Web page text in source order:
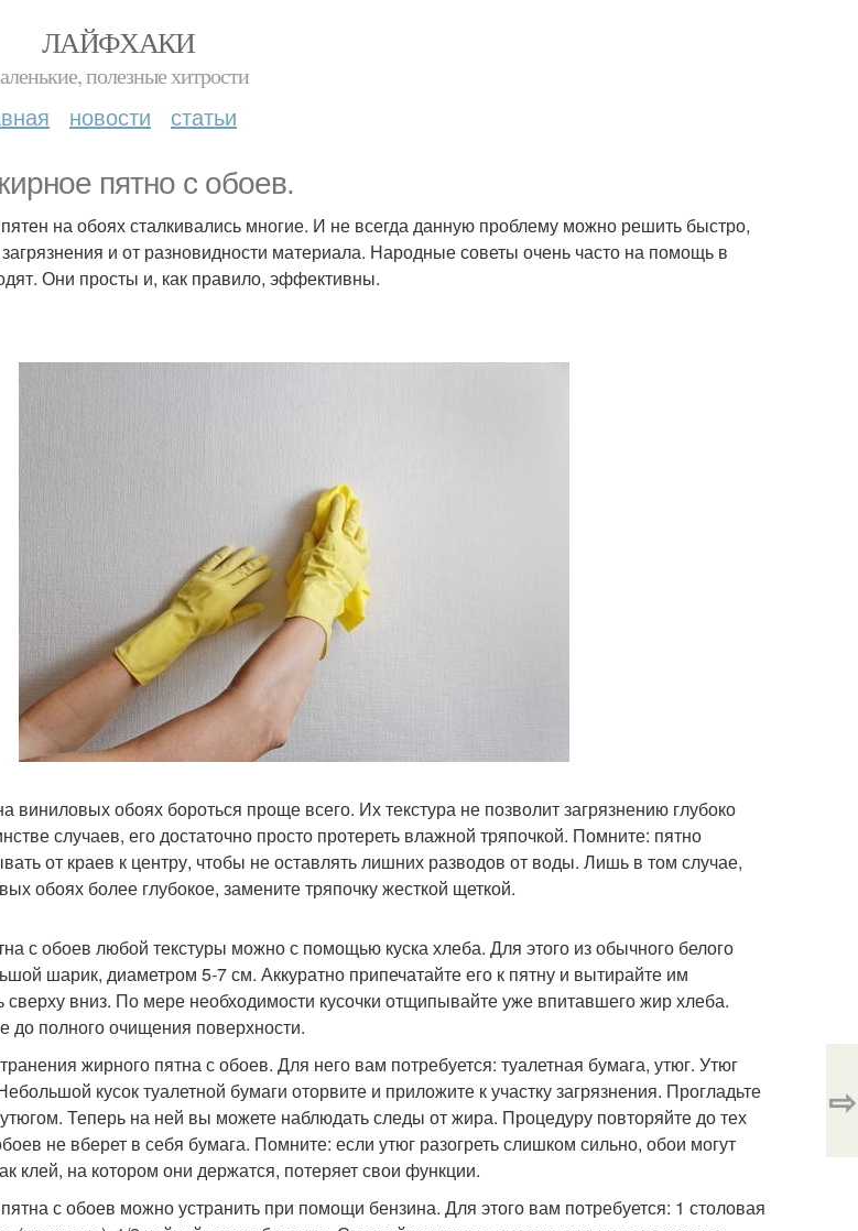
ЛАЙФХАКИ
полезные хитрости
новости статьи
пятно с обоев.
на обоях сталкивались многие. И не всегда данную проблему можно решить быстро,
и от разновидности материала. Народные советы очень часто на помощь в
Они просты и, как правило, эффективны.
виниловых обоях бороться проще всего. Их текстура не позволит загрязнению глубоко
случаев, его достаточно просто протереть влажной тряпочкой. Помните: пятно
от краев к центру, чтобы не оставлять лишних разводов от воды. Лишь в том случае,
обоях более глубокое, замените тряпочку жесткой щеткой.
с обоев любой текстуры можно с помощью куска хлеба. Для этого из обычного белого
шарик, диаметром 5-7 см. Аккуратно припечатайте его к пятну и вытирайте им
сверху вниз. По мере необходимости кусочки отщипывайте уже впитавшего жир хлеба.
до полного очищения поверхности.
жирного пятна с обоев. Для него вам потребуется: туалетная бумага, утюг. Утюг
кусок туалетной бумаги оторвите и приложите к участку загрязнения. Прогладьте
утюгом. Теперь на ней вы можете наблюдать следы от жира. Процедуру повторяйте до тех
не вберет в себя бумага. Помните: если утюг разогреть слишком сильно, обои могут
клей, на котором они держатся, потеряет свои функции.
с обоев можно устранить при помощи бензина. Для этого вам потребуется: 1 столовая
⇨